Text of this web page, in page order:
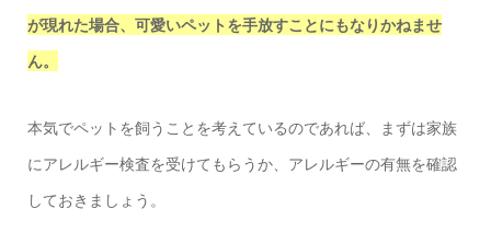
が現れた場合、可愛いペットを手放すことにもなりかねませ
ん。
本気でペットを飼うことを考えているのであれば、まずは家族
にアレルギー検査を受けてもらうか、アレルギーの有無を確認
しておきましょう。